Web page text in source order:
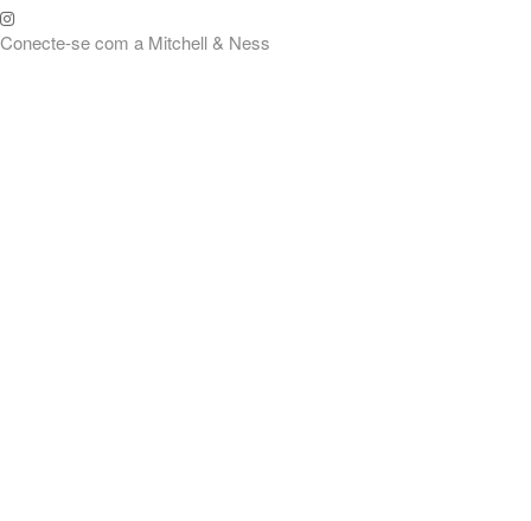
a Mitchell & Ness